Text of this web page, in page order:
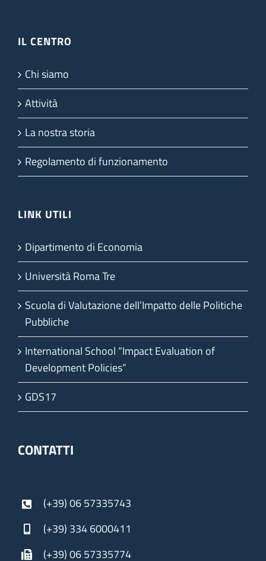
IL CENTRO
Chi siamo
Attività
La nostra storia
Regolamento di funzionamento
LINK UTILI
Dipartimento di Economia
Università Roma Tre
Scuola di Valutazione dell’Impatto delle Politiche
Pubbliche
International School “Impact Evaluation of
Development Policies”
GDS17
CONTATTI
(+39) 06 57335743
(+39) 334 6000411
(+39) 06 57335774